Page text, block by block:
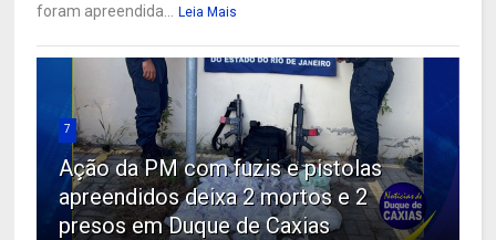
foram apreendida...
Leia Mais
7
Ação da PM com fuzis e pistolas
apreendidos deixa 2 mortos e 2
presos em Duque de Caxias